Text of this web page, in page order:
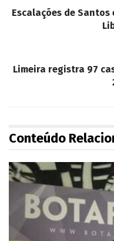
Escalações de Santos
Limeira registra 97
Conteúdo